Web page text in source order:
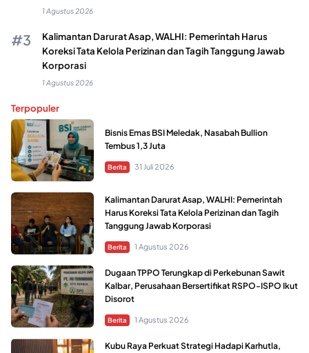
1 Agustus 2026
Kalimantan Darurat Asap, WALHI: Pemerintah Harus
Koreksi Tata Kelola Perizinan dan Tagih Tanggung Jawab
Korporasi
1 Agustus 2026
Terpopuler
Bisnis Emas BSI Meledak, Nasabah Bullion
Tembus 1,3 Juta
Berita 31 Juli 2026
Kalimantan Darurat Asap, WALHI: Pemerintah
Harus Koreksi Tata Kelola Perizinan dan Tagih
Tanggung Jawab Korporasi
Berita 1 Agustus 2026
Dugaan TPPO Terungkap di Perkebunan Sawit
Kalbar, Perusahaan Bersertifikat RSPO-ISPO Ikut
Disorot
Berita 1 Agustus 2026
Kubu Raya Perkuat Strategi Hadapi Karhutla,